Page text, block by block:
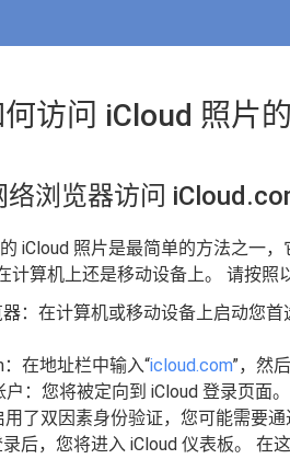
访问 iCloud 照片
浏览器访问
iCloud 照片是最简单的方法之一
计算机上还是移动设备上。 请按照
：在计算机或移动设备上启动您
在地址栏中输入“icloud.com”，然
户：您将被定向到 iCloud 登录页面
了双因素身份验证，您可能需要通
后，您将进入 iCloud 仪表板。 在